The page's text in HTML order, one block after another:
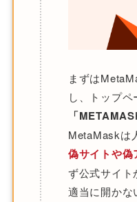
まずは
し、トップ
「
MetaMaskは
偽サイトや偽
ず公式サイト
適当に開かな